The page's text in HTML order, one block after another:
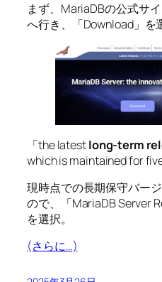
まず、MariaDBの公式サ
へ行き、「Download」を
「the latestlong-term
which is maintained for five
現時点での長期保守バー
ので、「MariaDB Server
を選択。
(さらに…)